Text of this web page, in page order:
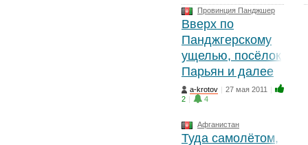
Провинция Панджшер
Вверх по
Панджгерскому
ущелью, посёлок
Парьян и далее
a-krotov | 27 мая 2011 |
2 | 4
Афганистан
Туда самолётом,